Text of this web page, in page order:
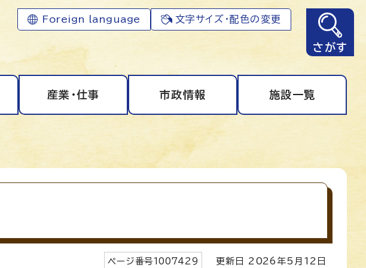
Foreign language 文字サイズ・配色の変更
さがす
産業・仕事 市政情報 施設一覧
ページ番号1007429 更新日 2026 年5月 12 日